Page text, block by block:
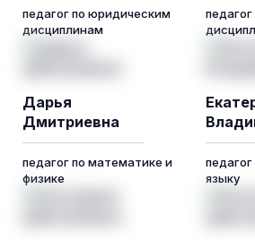
педагог по юридическим
дисциплинам
Дарья
Дмитриевна
педагог по математике и
физике
языку